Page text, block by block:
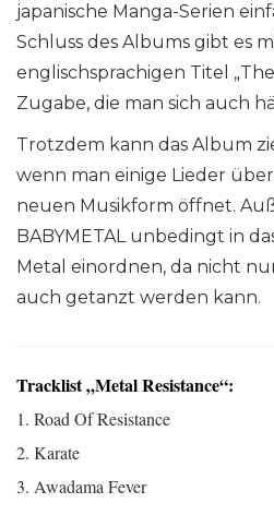
japanische Manga-Serien
Schluss des Albums gibt es
englischsprachigen Titel
Zugabe, die man sich auch
Trotzdem kann das Album
wenn man einige Lieder
neuen Musikform öffnet.
BABYMETAL unbedingt in
Metal einordnen, da nicht
auch getanzt werden kann.
Tracklist „Metal Resistance“:
1. Road Of Resistance
2. Karate
3. Awadama Fever